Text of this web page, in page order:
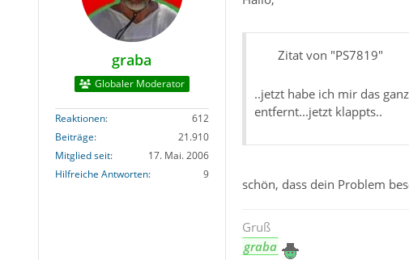
graba
Globaler Moderator
Reaktionen
612
Beiträge
21.910
Mitglied seit
17. Mai. 2006
Hilfreiche Antworten
9
Zitat von "PS7819"
..jetzt habe ich mir das
entfernt...jetzt klappts..
schön, dass dein Problem
Gruß
graba